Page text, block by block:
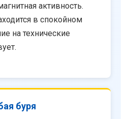
активность.
в спокойном
на технические
буря